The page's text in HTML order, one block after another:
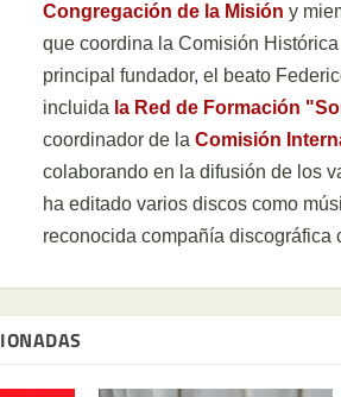
Congregación de la Misión y
que coordina la Comisión
principal fundador, el beato
incluida la Red de Formación
coordinador de la Comisión
colaborando en la difusión de los
ha editado varios discos como
reconocida compañía discográfica